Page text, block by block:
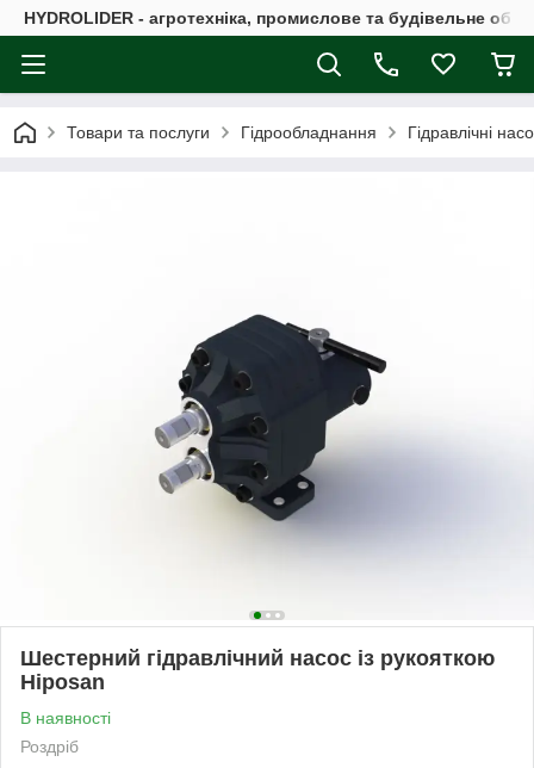
HYDROLIDER - агротехніка, промислове та будівельне
Товари та послуги Гідрообладнання Гідравлічні
Шестерний гідравлічний насос із рукояткою
Hiposan
В наявності
Роздріб